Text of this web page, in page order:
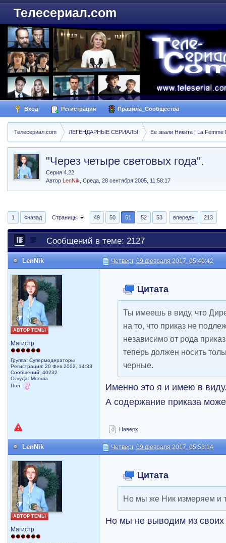
Телесериал.com
Вход Регистрация Правила_Сообщества
Телесериал.com ЛЕГЕНДАРНЫЕ СЕРИАЛЫ Ее звали Никита | La Femme
"Через четыре световых года".
Серия 4.22
Автор LenNik ,Среда, 28 сентября 2005, 11:58:17
1 «назад Страницы 49 50 51 52 53 вперед» 213
Сообщений в теме: 2127
LenNik Четверг, 09 февраля 2017, 05:49:42
АВТОР ТЕМЫ
Магистр
Группа: Супермодераторы
Регистрация: 20 Фев 2002, 14:33
Сообщений: 40232
Откуда: Москва
Пол:
Цитата
Ты имеешь в виду, что
на то, что приказ не
независимо от рода
теперь должен носить
черные.
Именно это я и имею в
А содержание приказа
Наверх
LenNik Четверг, 09 февраля 2017, 05:53:14
АВТОР ТЕМЫ
Магистр
Цитата
Но мы же Ник измеряем и
Но мы не выводим из своих